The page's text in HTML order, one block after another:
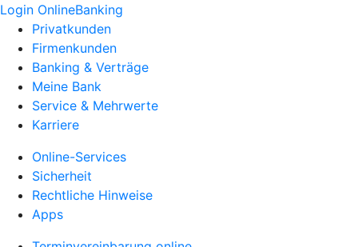
Login OnlineBanking
Privatkunden
Firmenkunden
Banking & Verträge
Meine Bank
Service & Mehrwerte
Karriere
Online-Services
Sicherheit
Rechtliche Hinweise
Apps